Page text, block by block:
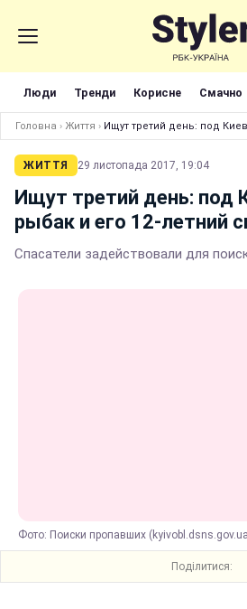
Люди Тренди Корисне Смачно
Головна › Життя › Ищут третий день: под
ЖИТТЯ 29 листопада 2017, 19:04
Ищут третий день: под
рыбак и его 12-летний
Спасатели задействовали для
Фото: Поиски пропавших
Поділитися: